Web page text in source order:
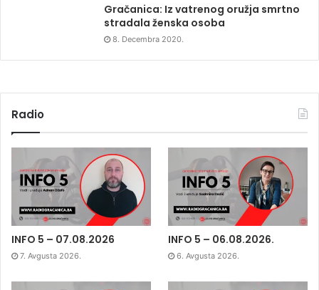
Gračanica: Iz vatrenog oružja smrtno
stradala ženska osoba
8. Decembra 2020.
Radio
INFO 5 – 07.08.2026
7. Avgusta 2026.
INFO 5 – 06.08.2026.
6. Avgusta 2026.